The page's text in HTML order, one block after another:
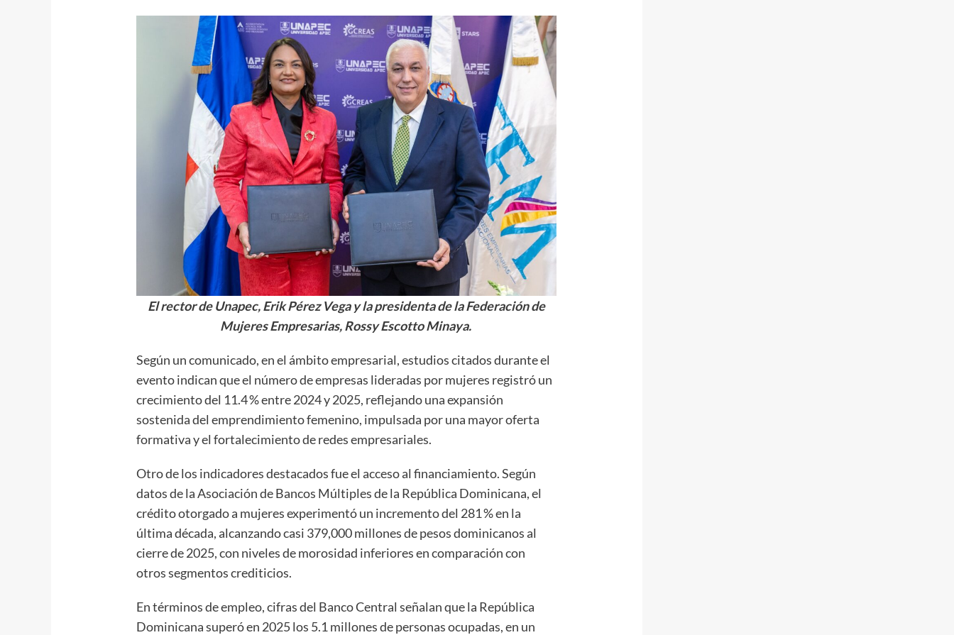
El rector de Unapec, Erik Pérez Vega y la presidenta de la Federación de
Mujeres Empresarias, Rossy Escotto Minaya.
Según un comunicado, en el ámbito empresarial, estudios citados durante el
evento indican que el número de empresas lideradas por mujeres registró un
crecimiento del 11.4 % entre 2024 y 2025, reflejando una expansión
sostenida del emprendimiento femenino, impulsada por una mayor oferta
formativa y el fortalecimiento de redes empresariales.
Otro de los indicadores destacados fue el acceso al financiamiento. Según
datos de la Asociación de Bancos Múltiples de la República Dominicana, el
crédito otorgado a mujeres experimentó un incremento del 281 % en la
última década, alcanzando casi 379,000 millones de pesos dominicanos al
cierre de 2025, con niveles de morosidad inferiores en comparación con
otros segmentos crediticios.
En términos de empleo, cifras del Banco Central señalan que la República
Dominicana superó en 2025 los 5.1 millones de personas ocupadas, en un